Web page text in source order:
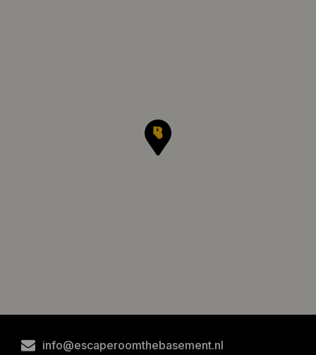
info@escaperoomthebasement.nl